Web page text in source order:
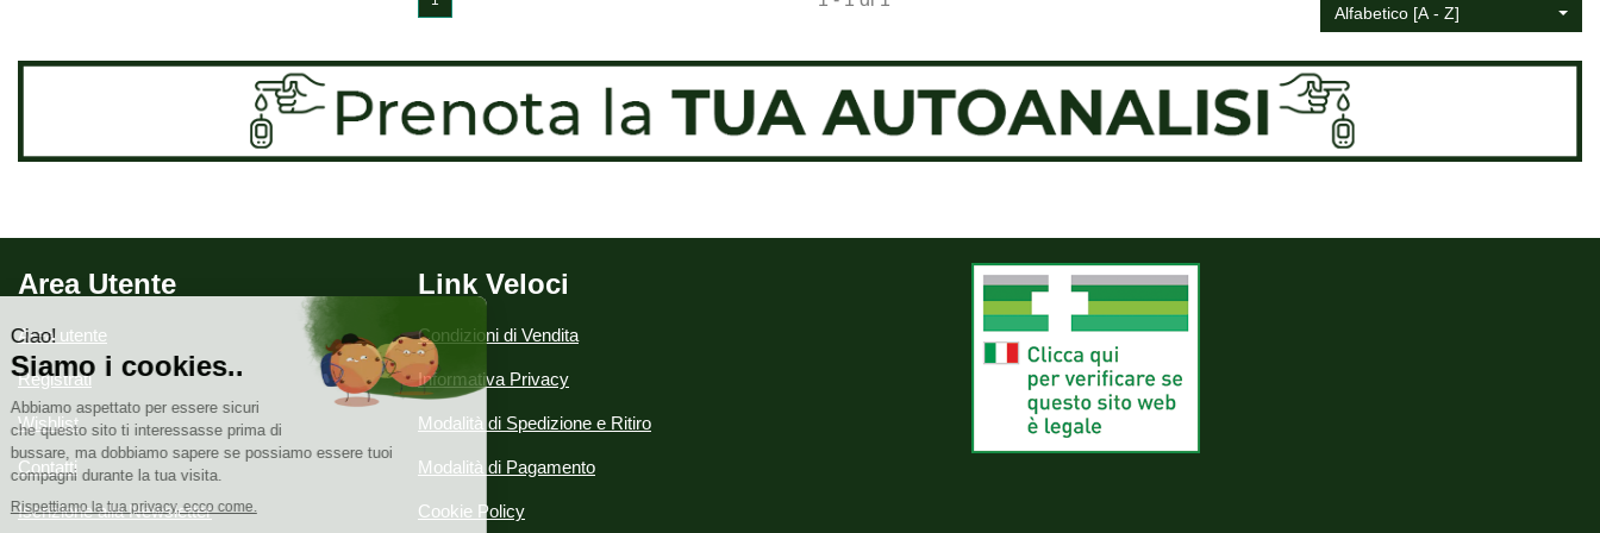
Alfabetico [A - Z]
Area Utente
Area utente
Registrati
Wishlist
Contatti
Iscrizione alla Newsletter
Link Veloci
Condizioni di Vendita
Informativa Privacy
Modalità di Spedizione e Ritiro
Modalità di Pagamento
Cookie Policy